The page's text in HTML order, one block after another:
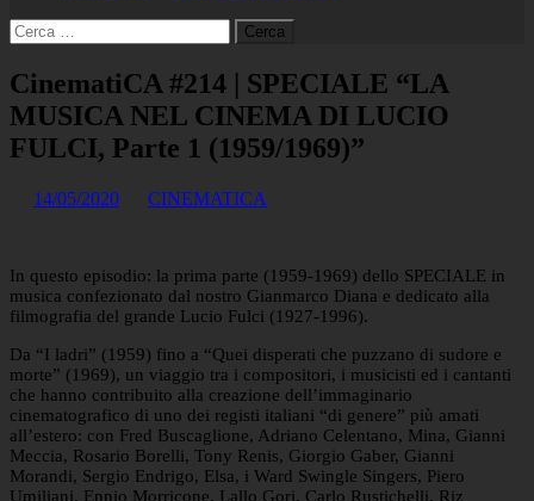
Ricerca
per:
CinematiCA #214 | SPECIALE “LA
MUSICA NEL CINEMA DI LUCIO
FULCI, Parte 1 (1959/1969)”
14/05/2020 CINEMATICA
In questo episodio: la prima parte (1959-1969) dello SPECIALE in
musica confezionato dal nostro Gianmarco Diana e dedicato alla
filmografia del grande Lucio Fulci (1927-1996).
Da “I ladri” (1959) fino a “Quei disperati che puzzano di sudore e
morte” (1969), un viaggio tra i compositori, i musicisti ed i cantanti
che hanno contribuito alla creazione dell’immaginario
cinematografico di uno dei registi italiani “di genere” più amati
all’estero: con Fred Buscaglione, Adriano Celentano, Mina, Gianni
Meccia, Rosario Borelli, Tony Renis, Giorgio Gaber, Gianni
Morandi, Sergio Endrigo, Elsa, i Ward Swingle Singers, Piero
Umiliani, Ennio Morricone, Lallo Gori, Carlo Rustichelli, Riz